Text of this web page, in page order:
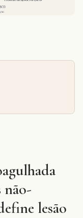
não-
lesão